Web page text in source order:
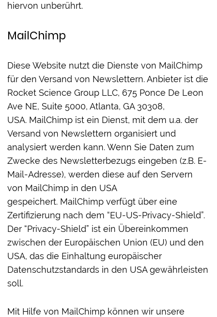
hiervon unberührt.
MailChimp
Diese Website nutzt die Dienste von MailChimp
für den Versand von Newslettern. Anbieter ist die
Rocket Science Group LLC, 675 Ponce De Leon
Ave NE, Suite 5000, Atlanta, GA 30308,
USA. MailChimp ist ein Dienst, mit dem u.a. der
Versand von Newslettern organisiert und
analysiert werden kann. Wenn Sie Daten zum
Zwecke des Newsletterbezugs eingeben (z.B. E-
Mail-Adresse), werden diese auf den Servern
von MailChimp in den USA
gespeichert. MailChimp verfügt über eine
Zertifizierung nach dem “EU-US-Privacy-Shield”.
Der “Privacy-Shield” ist ein Übereinkommen
zwischen der Europäischen Union (EU) und den
USA, das die Einhaltung europäischer
Datenschutzstandards in den USA gewährleisten
soll.
Mit Hilfe von MailChimp können wir unsere